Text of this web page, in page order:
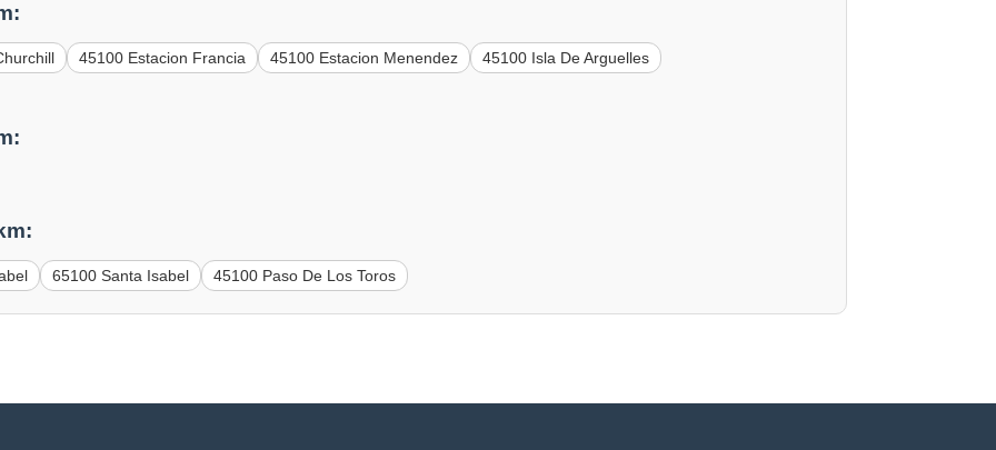
45100 Estacion Francia 45100 Estacion Menendez 45100 Isla De Arguelles
65100 Santa Isabel 45100 Paso De Los Toros